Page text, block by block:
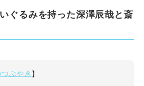
ぐるみを持った深澤辰哉と斎
ぶやき 】